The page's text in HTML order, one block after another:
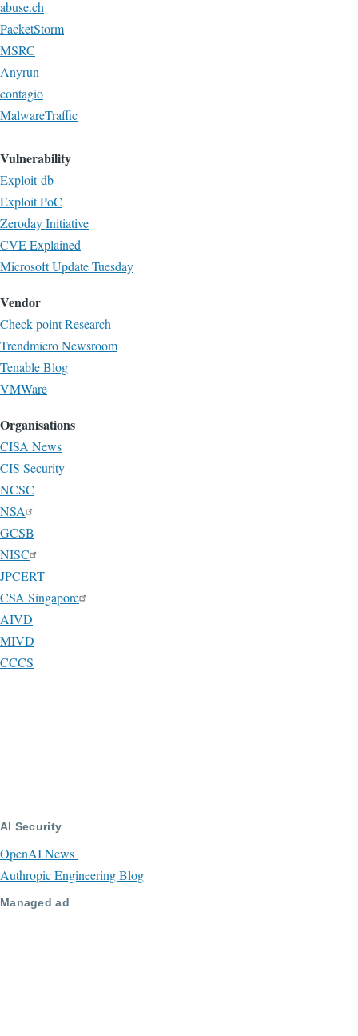
abuse.ch
PacketStorm
MSRC
Anyrun
contagio
MalwareTraffic
Vulnerability
Exploit-db
Exploit PoC
Zeroday Initiative
CVE Explained
Microsoft Update Tuesday
Vendor
Check point Research
Trendmicro Newsroom
Tenable Blog
VMWare
Organisations
CISA News
CIS Security
NCSC
NSA
GCSB
NISC
JPCERT
CSA Singapore
AIVD
MIVD
CCCS
AI Security
OpenAI News
Authropic Engineering Blog
Managed ad